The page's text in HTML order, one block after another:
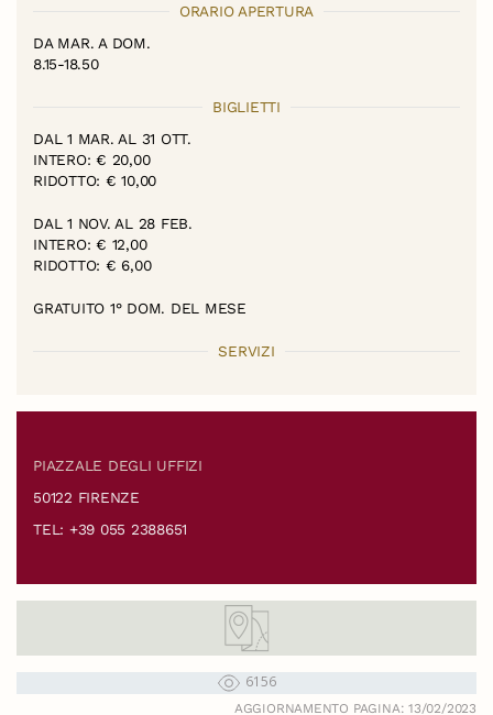
ORARIO APERTURA
DA MAR. A DOM.
8.15-18.50
BIGLIETTI
DAL 1 MAR. AL 31 OTT.
INTERO: € 20,00
RIDOTTO: € 10,00
DAL 1 NOV. AL 28 FEB.
INTERO: € 12,00
RIDOTTO: € 6,00
GRATUITO 1° DOM. DEL MESE
SERVIZI
PIAZZALE DEGLI UFFIZI
50122 FIRENZE
TEL: +39 055 2388651
6156
AGGIORNAMENTO PAGINA: 13/02/2023